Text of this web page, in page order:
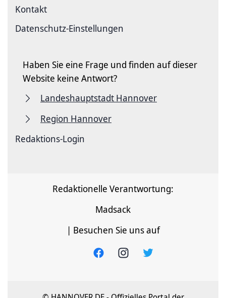
Kontakt
Datenschutz-Einstellungen
Haben Sie eine Frage und finden auf dieser
Website keine Antwort?
Landeshauptstadt Hannover
Region Hannover
Redaktions-Login
Redaktionelle Verantwortung:
Madsack
| Besuchen Sie uns auf